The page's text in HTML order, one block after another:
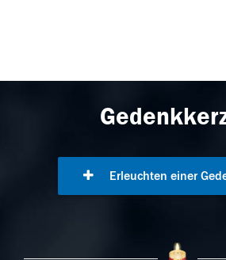
Erleuchten einer